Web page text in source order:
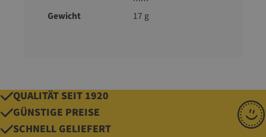
Gewicht
17 g
QUALITÄT SEIT 1920
GÜNSTIGE PREISE
SCHNELL GELIEFERT